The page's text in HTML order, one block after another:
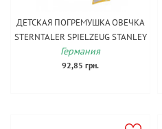
ДЕТСКАЯ ПОГРЕМУШКА ОВЕЧКА
STERNTALER SPIELZEUG STANLEY
Германия
92,85 грн.